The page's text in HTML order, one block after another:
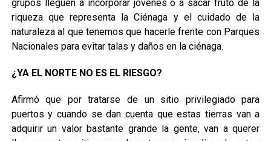
grupos lleguen a incorporar jóvenes o a sacar fruto de la
riqueza que representa la Ciénaga y el cuidado de la
naturaleza al que tenemos que hacerle frente con Parques
Nacionales para evitar talas y daños en la ciénaga.
¿YA EL NORTE NO ES EL RIESGO?
Afirmó que por tratarse de un sitio privilegiado para
puertos y cuando se dan cuenta que estas tierras van a
adquirir un valor bastante grande la gente, van a querer